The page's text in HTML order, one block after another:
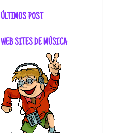
ÚLTIMOS POST
WEB SITES DE MÚSICA